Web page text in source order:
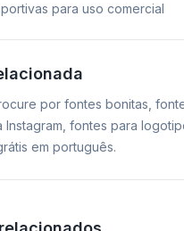
para uso comercial
por fontes bonitas,
Instagram, fontes para
em português.